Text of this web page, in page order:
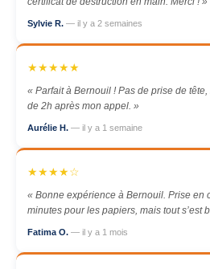
Sylvie R. — il y a 2 semaines
★★★★★
« Parfait à Bernouil ! Pas de prise de
de 2h après mon appel. »
Aurélie H. — il y a 1 semaine
★★★★☆
« Bonne expérience à Bernouil. Prise en
minutes pour les papiers, mais tout s’est
Fatima O. — il y a 1 mois